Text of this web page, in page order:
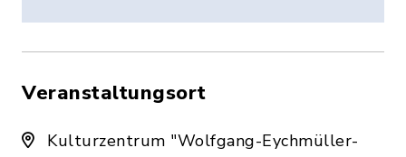
Veranstaltungsort
Kulturzentrum "Wolfgang-Eychmüller-